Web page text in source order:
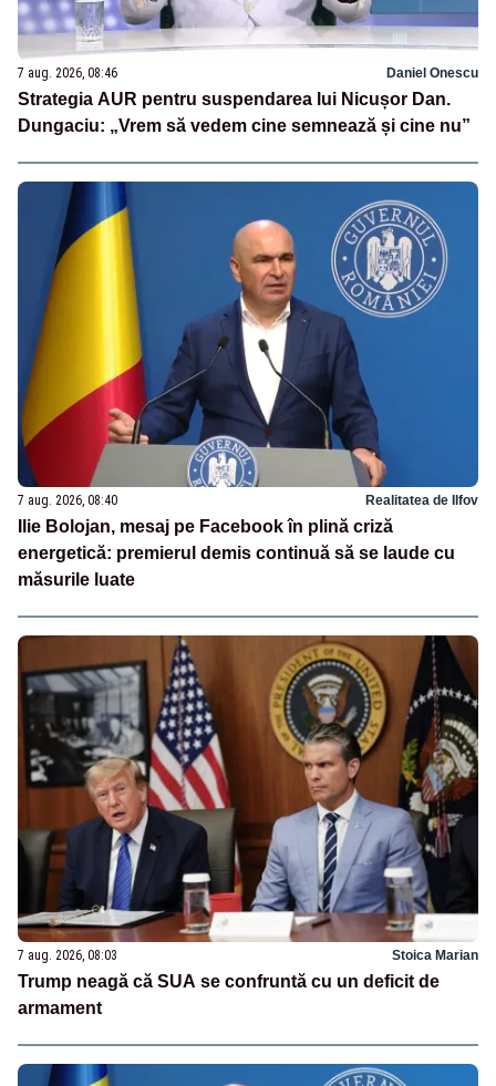
7 aug. 2026, 08:46 Daniel Onescu
Strategia AUR pentru suspendarea lui Nicușor Dan.
Dungaciu: „Vrem să vedem cine semnează și cine nu”
7 aug. 2026, 08:40 Realitatea de Ilfov
Ilie Bolojan, mesaj pe Facebook în plină criză
energetică: premierul demis continuă să se laude cu
măsurile luate
7 aug. 2026, 08:03 Stoica Marian
Trump neagă că SUA se confruntă cu un deficit de
armament